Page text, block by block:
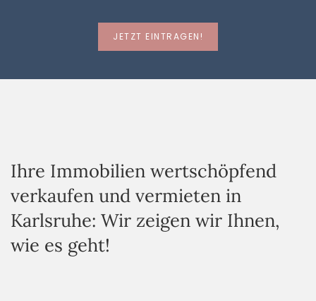
JETZT EINTRAGEN!
Ihre Immobilien wertschöpfend
verkaufen und vermieten in
Karlsruhe: Wir zeigen wir Ihnen,
wie es geht!